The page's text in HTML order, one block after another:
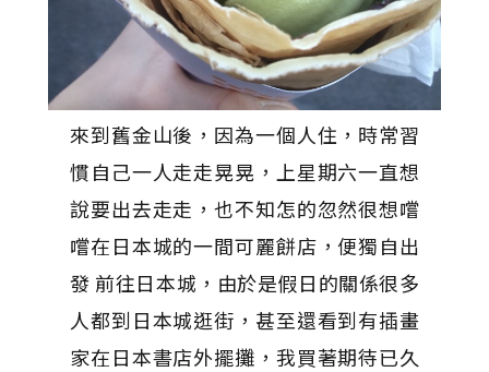
來到舊金山後，因為一個人住，時常習
慣自己一人走走晃晃，上星期六一直想
說要出去走走，也不知怎的忽然很想嚐
嚐在日本城的一間可麗餅店，便獨自出
發 前往日本城，由於是假日的關係很多
人都到日本城逛街，甚至還看到有插畫
家在日本書店外擺攤，我買著期待已久